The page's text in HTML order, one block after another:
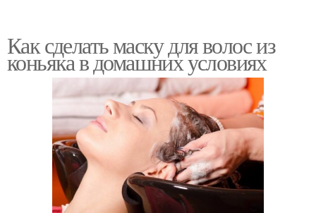
Как сделать маску для волос из
коньяка в домашних условиях